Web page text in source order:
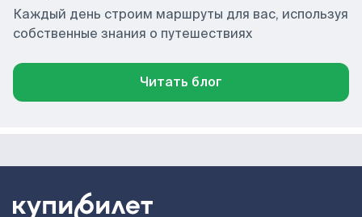
Каждый день строим маршруты для вас, используя
собственные знания о путешествиях
Читать блог